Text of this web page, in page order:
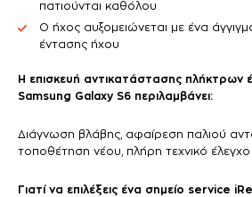
πατιούνται καθόλου
Ο ήχος αυξομειώνεται με ένα
έντασης ήχου
Η επισκευή αντικατάστασης πλήκτρων
Samsung Galaxy S6 περιλαμβάνει:
Διάγνωση βλάβης, αφαίρεση παλιού
τοποθέτηση νέου, πλήρη τεχνικό
Γιατί να επιλέξεις ένα σημείο service